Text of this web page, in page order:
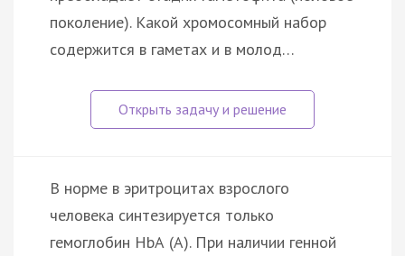
поколение). Какой хромосомный набор
содержится в гаметах и в молод…
В норме в эритроцитах взрослого
человека синтезируется только
гемоглобин HbА (А). При наличии генной